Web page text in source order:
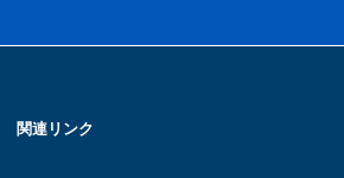
関連リンク